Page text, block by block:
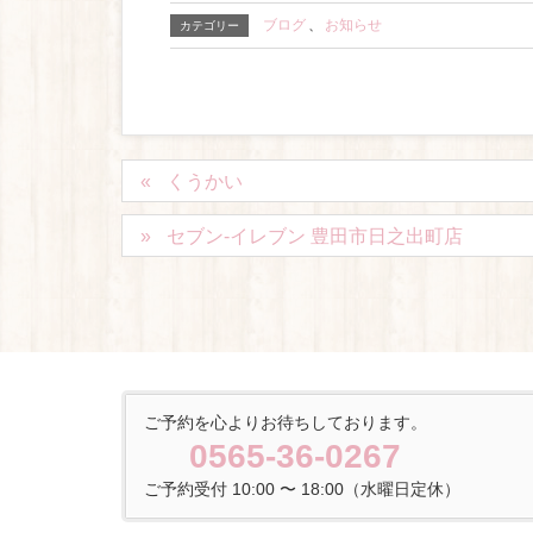
カテゴリー ブログ お知らせ
くうかい
セブン-イレブン 豊田市日之出町店
ご予約を心よりお待ちしております。
0565-36-0267
ご予約受付 10:00 〜 18:00（水曜日定休）